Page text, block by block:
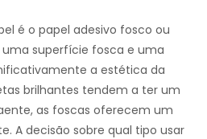
é o papel adesivo fosco ou
superfície fosca e uma
a estética da
brilhantes tendem a ter um
as foscas oferecem um
A decisão sobre qual tipo usar